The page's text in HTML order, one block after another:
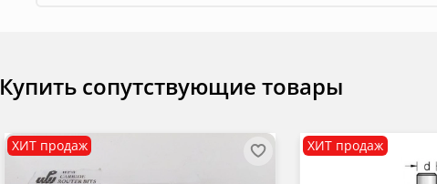
Купить сопутствующие товары
ХИТ продаж ХИТ продаж